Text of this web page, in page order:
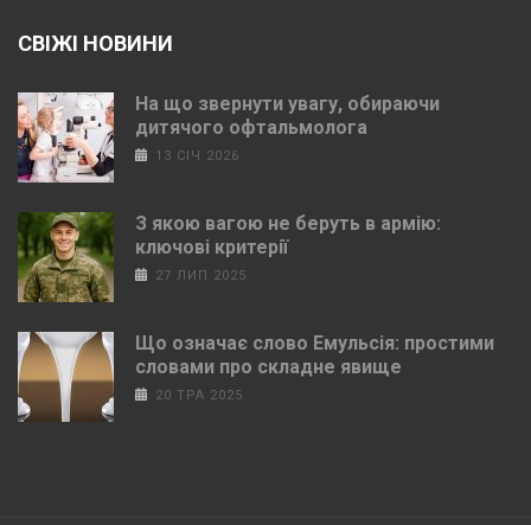
СВІЖІ НОВИНИ
На що звернути увагу, обираючи
дитячого офтальмолога
13 СІЧ 2026
З якою вагою не беруть в армію:
ключові критерії
27 ЛИП 2025
Що означає слово Емульсія: простими
словами про складне явище
20 ТРА 2025